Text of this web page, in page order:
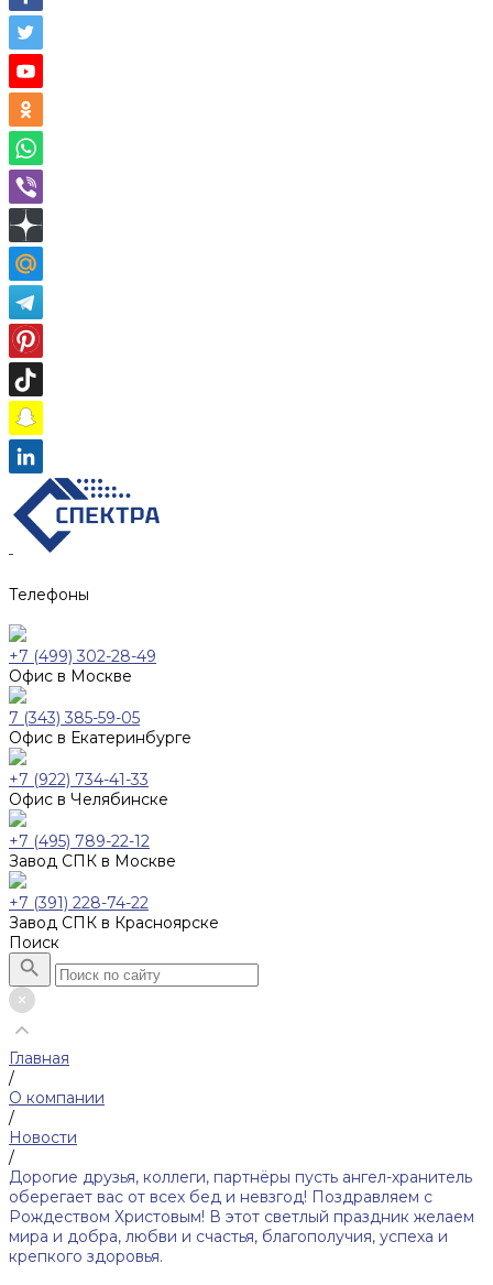
Телефоны
+7 (499) 302-28-49
Офис в Москве
7 (343) 385-59-05
Офис в Екатеринбурге
+7 (922) 734-41-33
Офис в Челябинске
+7 (495) 789-22-12
Завод СПК в Москве
+7 (391) 228-74-22
Завод СПК в Красноярске
Поиск
Главная
/
О компании
/
Новости
/
Дорогие друзья, коллеги, партнёры пусть ангел-хранитель
оберегает вас от всех бед и невзгод! Поздравляем с
Рождеством Христовым! В этот светлый праздник желаем
мира и добра, любви и счастья, благополучия, успеха и
крепкого здоровья.